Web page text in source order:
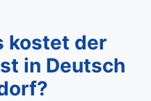
kostet der
in Deutsch